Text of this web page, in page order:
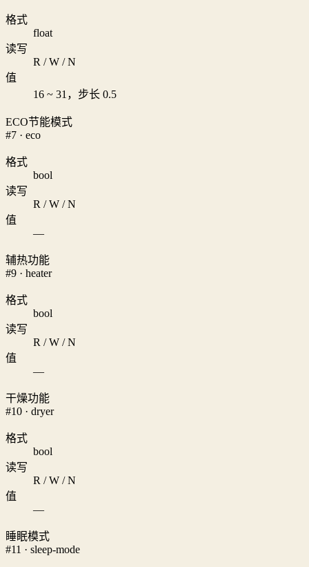
格式
float
读写
R / W / N
值
16 ~ 31，步长 0.5
ECO节能模式
#7 · eco
格式
bool
读写
R / W / N
值
—
辅热功能
#9 · heater
格式
bool
读写
R / W / N
值
—
干燥功能
#10 · dryer
格式
bool
读写
R / W / N
值
—
睡眠模式
#11 · sleep-mode